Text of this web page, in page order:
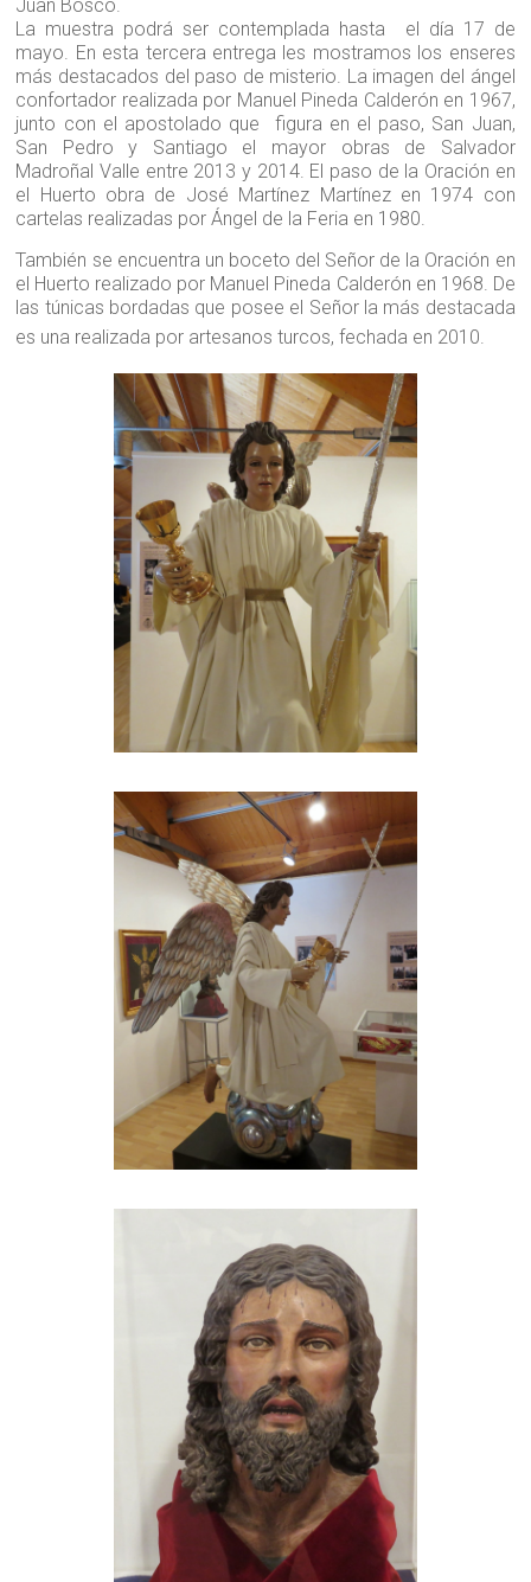
Juan Bosco.
La muestra podrá ser contemplada hasta el día 17 de
mayo. En esta tercera entrega les mostramos los enseres
más destacados del paso de misterio. La imagen del ángel
confortador realizada por Manuel Pineda Calderón en 1967,
junto con el apostolado que figura en el paso, San Juan,
San Pedro y Santiago el mayor obras de Salvador
Madroñal Valle entre 2013 y 2014. El paso de la Oración en
el Huerto obra de José Martínez Martínez en 1974 con
cartelas realizadas por Ángel de la Feria en 1980.
También se encuentra un boceto del Señor de la Oración en
el Huerto realizado por Manuel Pineda Calderón en 1968. De
las túnicas bordadas que posee el Señor la más destacada
es una realizada por artesanos turcos, fechada en 2010.